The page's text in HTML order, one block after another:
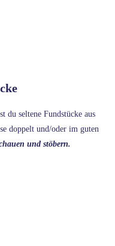
seltene Fundstücke aus
doppelt und/oder im guten
und stöbern.